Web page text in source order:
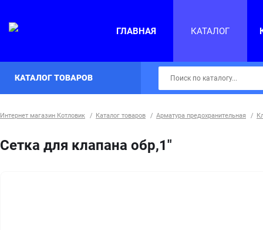
ГЛАВНАЯ КАТАЛОГ
КАТАЛОГ ТОВАРОВ
Интернет магазин Котловик / Каталог товаров / Арматура предохранительная /
Сетка для клапана обр,1"